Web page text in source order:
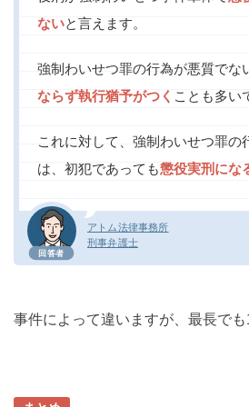
回答者
アトム法律事務所
刑事弁護士
ないと言えます。
強制わいせつ罪の行為が悪質でな
ならず執行猶予がつく ことも多い
これに対して、強制わいせつ罪の
は、初犯であっても懲役実刑にな
事件によって違いますが、最長でも